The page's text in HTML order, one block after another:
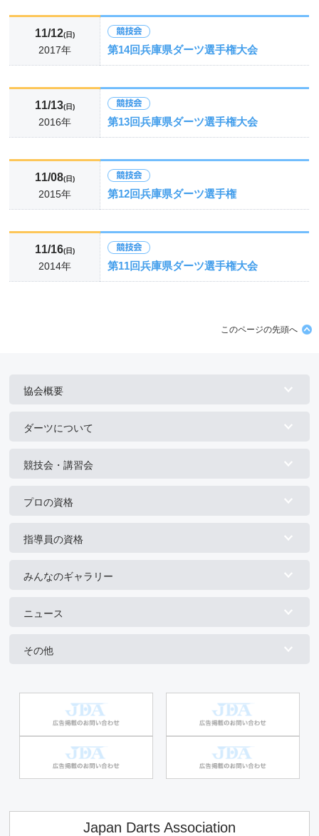
11/12(日)
2017年 第14回兵庫県ダーツ選手権大会
11/13(日)
2016年 第13回兵庫県ダーツ選手権大会
11/08(日)
2015年 第12回兵庫県ダーツ選手権
11/16(日)
2014年 第11回兵庫県ダーツ選手権大会
このページの先頭へ
協会概要
ダーツについて
競技会・講習会
プロの資格
指導員の資格
みんなのギャラリー
ニュース
その他
Japan Darts Association